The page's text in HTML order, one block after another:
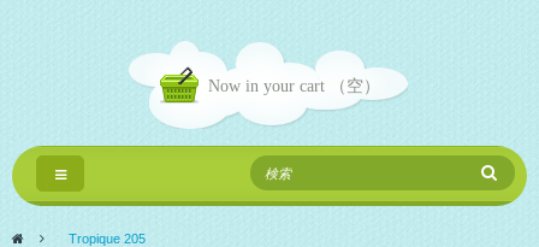
Now in your cart （空）
Toggle
navigation
> Tropique 205